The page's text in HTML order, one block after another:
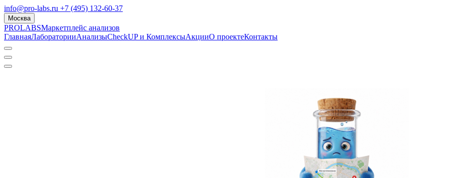
info@pro-labs.ru +7 (495) 132-60-37
Москва
PROLABSМаркетплейс анализов
ГлавнаяЛабораторииАнализыCheckUP и КомплексыАкцииО проектеКонтакты